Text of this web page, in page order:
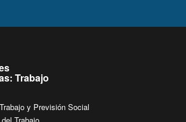
Trabajo
y Previsión Social
Trabajo